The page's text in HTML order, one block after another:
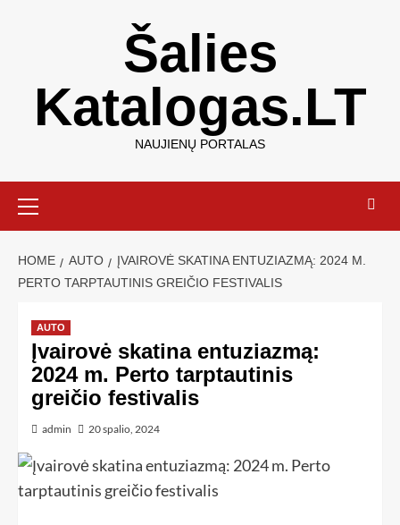
Šalies
Katalogas.LT
NAUJIENŲ PORTALAS
HOME AUTO
ĮVAIROVĖ SKATINA ENTUZIAZMĄ: 2024 M.
PERTO TARPTAUTINIS GREIČIO FESTIVALIS
AUTO
Įvairovė skatina entuziazmą:
2024 m. Perto tarptautinis
greičio festivalis
admin 20 spalio, 2024